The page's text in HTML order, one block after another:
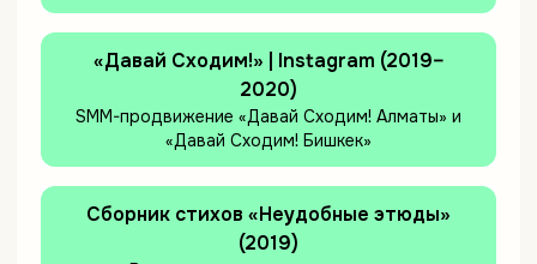
«Давай Сходим!» | Instagram (2019–
2020)
SMM-продвижение «Давай Сходим! Алматы» и
«Давай Сходим! Бишкек»
Сборник стихов «Неудобные этюды»
(2019)